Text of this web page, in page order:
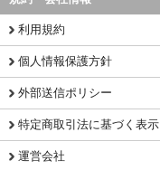
利用規約
個人情報保護方針
外部送信ポリシー
特定商取引法に基づく表示
運営会社